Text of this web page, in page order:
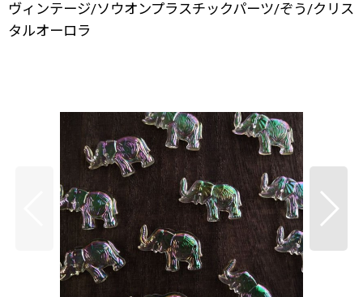
ヴィンテージ/ソウオンプラスチックパーツ/ぞう/クリス
タルオーロラ